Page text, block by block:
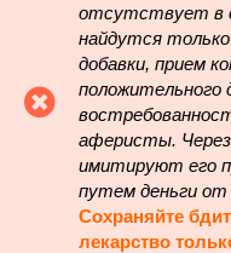
отсутствует в
найдутся
добавки, прием
положительного
аферисты.
имитируют его
путем деньги от
Сохраняйте
лекарство